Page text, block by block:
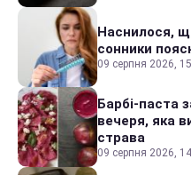
Наснилося,
сонники
09 серпня 2026,
Барбі-паста
вечеря, яка
страва
09 серпня 2026,